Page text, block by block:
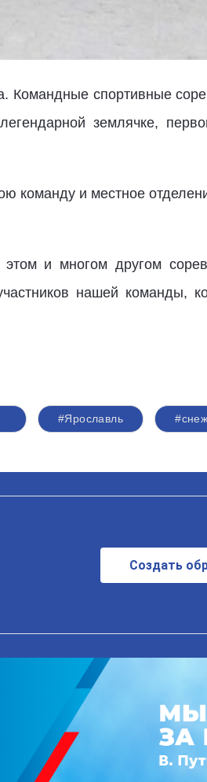
Командные спортивные
землячке,
команду и местное
и многом другом
нашей команды,
#Ярославль
Создать